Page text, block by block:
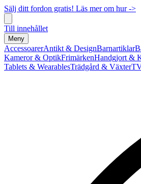
Sälj ditt fordon gratis! Läs mer om hur ->
Till innehållet
Meny
AccessoarerAntikt & DesignBarnartiklar
Kameror & OptikFrimärkenHandgjort &
Tablets & WearablesTrädgård & Växter